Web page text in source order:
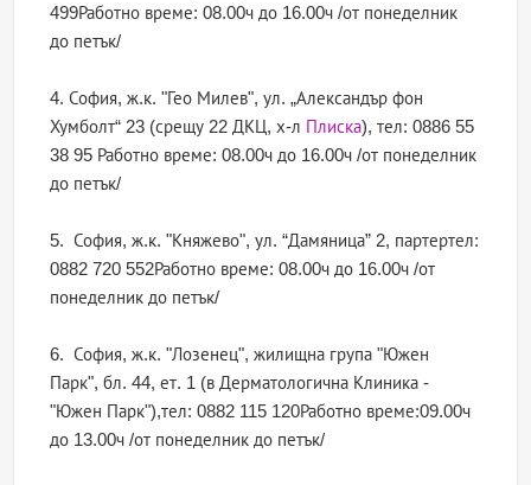
499Работно време: 08.00ч до 16.00ч /от понеделник
до петък/
4. София, ж.к. "Гео Милев", ул. „Александър фон
Хумболт“ 23 (срещу 22 ДКЦ, х-л Плиска), тел: 0886 55
38 95 Работно време: 08.00ч до 16.00ч /от понеделник
до петък/
5. София, ж.к. "Княжево", ул. “Дамяница” 2, партертел:
0882 720 552Работно време: 08.00ч до 16.00ч /от
понеделник до петък/
6. София, ж.к. "Лозенец", жилищна група "Южен
Парк", бл. 44, ет. 1 (в Дерматологична Клиника -
"Южен Парк"),тел: 0882 115 120Работно време:09.00ч
до 13.00ч /от понеделник до петък/